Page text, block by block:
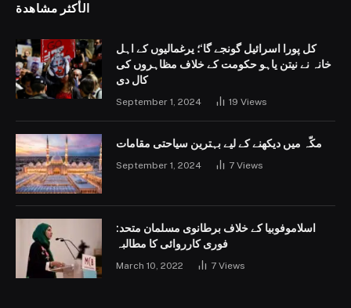
الأكثر مشاهدة
کل پورا اسرائیل گونجے گا‘؛ یرغمالیوں کے اہل
خانہ نے نیتن یاہو حکومت کے خلاف مظاہروں کی
کال دی
September 1, 2024 19 Views
مکّہ میں دیکھنے کے لیے بہترین سیاحتی مقامات
September 1, 2024 7 Views
اسلاموفوبیا کے خلاف برطانوی مسلمان متحد:
فوری کارروائی کا مطالبہ
March 10, 2022 7 Views